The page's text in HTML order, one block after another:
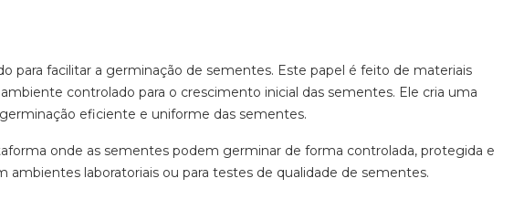
para facilitar a germinação de sementes. Este papel é feito de materiais
controlado para o crescimento inicial das sementes. Ele cria uma
eficiente e uniforme das sementes.
onde as sementes podem germinar de forma controlada, protegida e
laboratoriais ou para testes de qualidade de sementes.